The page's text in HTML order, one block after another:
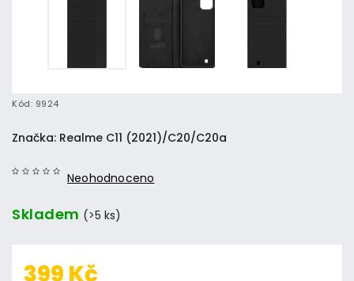
Kód: 9924
Neohodnoceno
Značka: Realme C11 (2021)/C20/C20a
Skladem (>5 ks)
399 Kč